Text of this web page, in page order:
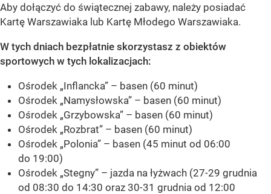
Aby dołączyć do świątecznej zabawy, należy posiadać
Kartę Warszawiaka lub Kartę Młodego Warszawiaka.
W tych dniach bezpłatnie skorzystasz z obiektów
sportowych w tych lokalizacjach:
Ośrodek „Inflancka” – basen (60 minut)
Ośrodek „Namysłowska” – basen (60 minut)
Ośrodek „Grzybowska” – basen (60 minut)
Ośrodek „Rozbrat” – basen (60 minut)
Ośrodek „Polonia” – basen (45 minut od 06:00
do 19:00)
Ośrodek „Stegny” – jazda na łyżwach (27-29 grudnia
od 08:30 do 14:30 oraz 30-31 grudnia od 12:00